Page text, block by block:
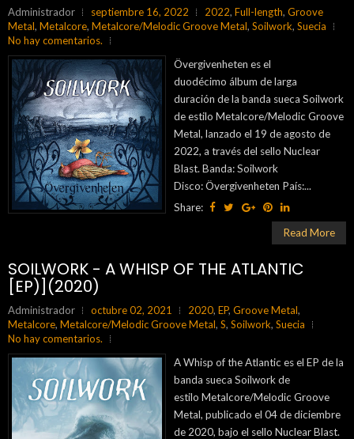
Administrador septiembre 16, 2022 2022, Full-length, Groove
Metal, Metalcore, Metalcore/Melodic Groove Metal, Soilwork, Suecia
No hay comentarios.
Övergivenheten es el
duodécimo álbum de larga
duración de la banda sueca Soilwork
de estilo Metalcore/Melodic Groove
Metal, lanzado el 19 de agosto de
2022, a través del sello Nuclear
Blast. Banda: Soilwork
Disco: Övergivenheten País:...
Share:
Read More
SOILWORK - A WHISP OF THE ATLANTIC
[EP)](2020)
Administrador octubre 02, 2021 2020, EP, Groove Metal,
Metalcore, Metalcore/Melodic Groove Metal, S, Soilwork, Suecia
No hay comentarios.
A Whisp of the Atlantic es el EP de la
banda sueca Soilwork de
estilo Metalcore/Melodic Groove
Metal, publicado el 04 de diciembre
de 2020, bajo el sello Nuclear Blast.